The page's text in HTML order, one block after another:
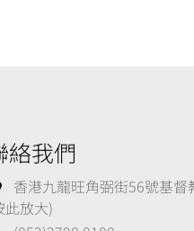
絡我們
香港九龍旺角弼街56號基督
此放大)